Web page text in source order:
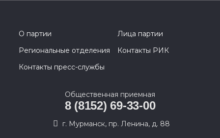
О партии
Лица партии
Региональные отделения
Контакты РИК
Контакты пресс-службы
Общественная приемная
8 (8152) 69-33-00
г. Мурманск, пр. Ленина, д. 88